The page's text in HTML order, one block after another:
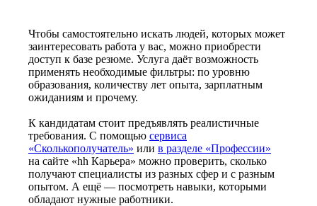
Чтобы самостоятельно искать людей, которых может
заинтересовать работа у вас, можно приобрести
доступ к базе резюме. Услуга даёт возможность
применять необходимые фильтры: по уровню
образования, количеству лет опыта, зарплатным
ожиданиям и прочему.
К кандидатам стоит предъявлять реалистичные
требования. С помощью сервиса
«Сколькополучатель» или в разделе «Профессии»
на сайте «hh Карьера» можно проверить, сколько
получают специалисты из разных сфер и с разным
опытом. А ещё — посмотреть навыки, которыми
обладают нужные работники.